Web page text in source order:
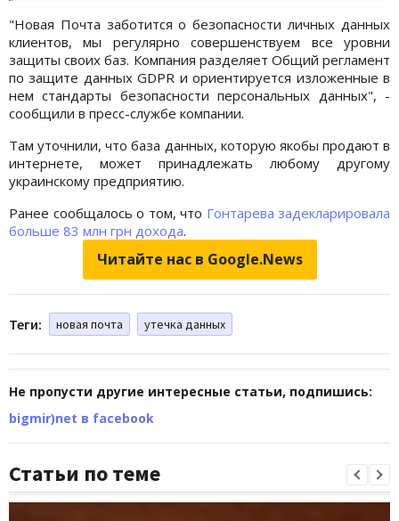
"Новая Почта заботится о безопасности личных данных
клиентов, мы регулярно совершенствуем все уровни
защиты своих баз. Компания разделяет Общий регламент
по защите данных GDPR и ориентируется изложенные в
нем стандарты безопасности персональных данных", -
сообщили в пресс-службе компании.
Там уточнили, что база данных, которую якобы продают в
интернете, может принадлежать любому другому
украинскому предприятию.
Ранее сообщалось о том, что Гонтарева задекларировала
больше 83 млн грн дохода.
Читайте нас в Google.News
Теги: новая почта утечка данных
Не пропусти другие интересные статьи, подпишись:
bigmir)net в facebook
Статьи по теме